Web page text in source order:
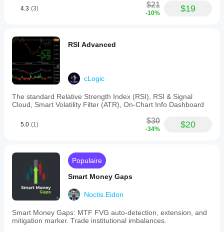
4.3 (3) $21
-10% $19
RSI Advanced
cLogic
The standard Relative Strength Index (RSI), RSI & Signal
Cloud, Smart Volatility Filter (ATR), On-Chart Info Dashboard
5.0 (1) $30
-34% $20
Populaire
Smart Money Gaps
Noctis.Eidon
Smart Money Gaps: MTF FVG auto-detection, extension, and
mitigation marker. Trade institutional imbalances.